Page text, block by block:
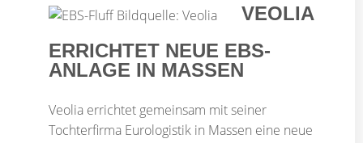
VEOLIA
ERRICHTET NEUE EBS-
ANLAGE IN MASSEN
Veolia errichtet gemeinsam mit seiner
Tochterfirma Eurologistik in Massen eine neue